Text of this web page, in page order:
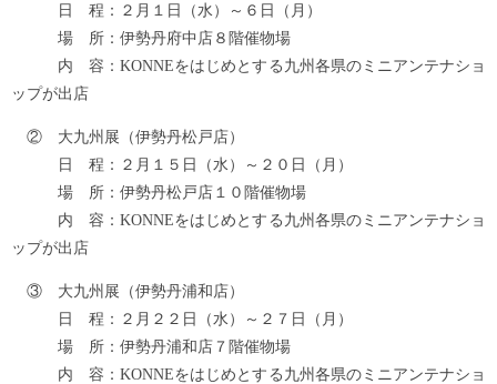
日 程：２月１日（水）～６日（月）
場 所：伊勢丹府中店８階催物場
内 容：KONNEをはじめとする九州各県のミニアンテナショ
ップが出店
② 大九州展（伊勢丹松戸店）
日 程：２月１５日（水）～２０日（月）
場 所：伊勢丹松戸店１０階催物場
内 容：KONNEをはじめとする九州各県のミニアンテナショ
ップが出店
③ 大九州展（伊勢丹浦和店）
日 程：２月２２日（水）～２７日（月）
場 所：伊勢丹浦和店７階催物場
内 容：KONNEをはじめとする九州各県のミニアンテナショ